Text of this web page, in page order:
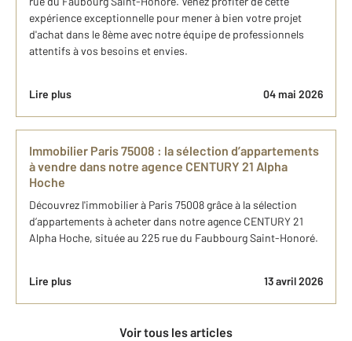
expérience exceptionnelle pour mener à bien votre projet
d'achat dans le 8ème avec notre équipe de professionnels
attentifs à vos besoins et envies.
Lire plus 04 mai 2026
I​mmobilier Paris 75008 : la sélection d’appartements ​
à vendre dans notre agence CENTURY 21 Alpha
Hoche ​
​Découvrez l'​immobilier à Paris 75008 grâce à la sélection
d’appartements ​à acheter dans notre agence CENTURY 21
Alpha Hoche, située au 225 rue du Faubbourg Saint-Honoré.
Lire plus 13 avril 2026
Voir tous les articles